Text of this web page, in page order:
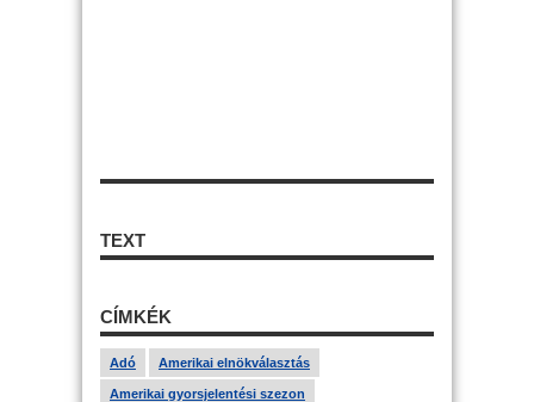
TEXT
CÍMKÉK
Adó Amerikai elnökválasztás
Amerikai gyorsjelentési szezon